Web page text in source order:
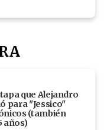
que Alejandro
para "Jessico"
(también
años)